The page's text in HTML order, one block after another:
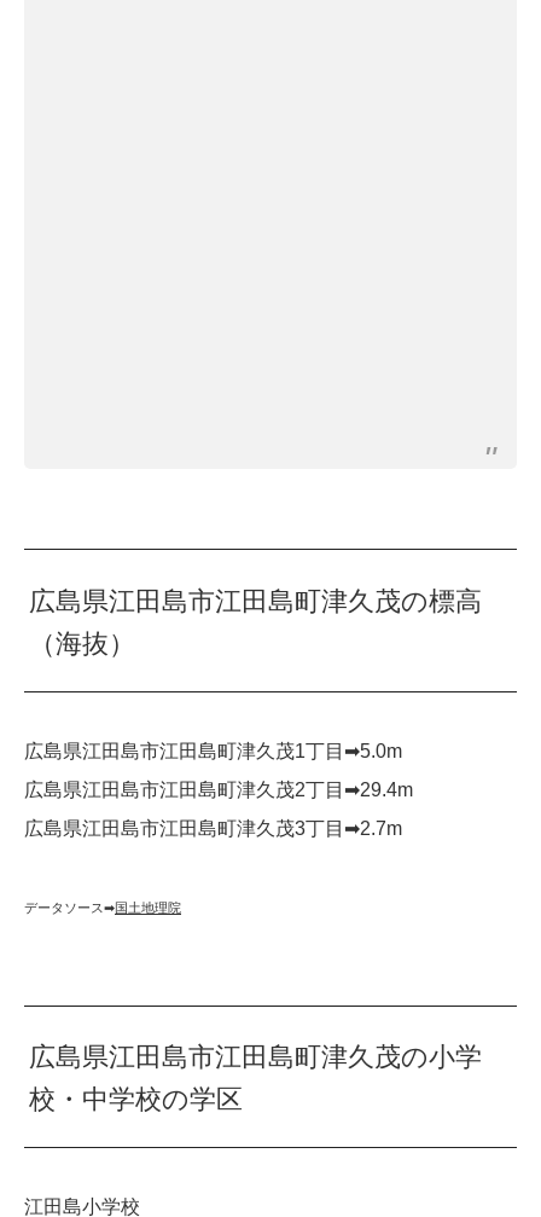
広島県江田島市江田島町津久茂の標高
（海抜）
広島県江田島市江田島町津久茂1丁目➡︎5.0m
広島県江田島市江田島町津久茂2丁目➡︎29.4m
広島県江田島市江田島町津久茂3丁目➡︎2.7m
データソース➡︎国土地理院
広島県江田島市江田島町津久茂の小学
校・中学校の学区
江田島小学校